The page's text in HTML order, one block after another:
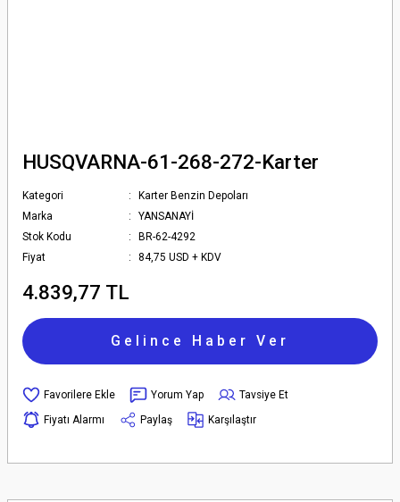
HUSQVARNA-61-268-272-Karter
Kategori
Karter Benzin Depoları
Marka
YANSANAYİ
Stok Kodu
BR-62-4292
Fiyat
84,75 USD + KDV
4.839,77 TL
Gelince Haber Ver
Yorum Yap
Tavsiye Et
Fiyatı Alarmı
Paylaş Karşılaştır